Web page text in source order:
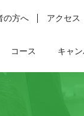
の方へ アクセス
コース キャ